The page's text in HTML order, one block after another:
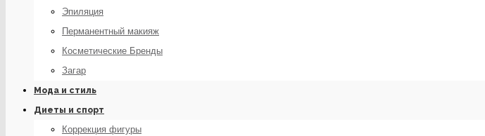
Эпиляция
Перманентный макияж
Косметические Бренды
Загар
Мода и стиль
Диеты и спорт
Коррекция фигуры